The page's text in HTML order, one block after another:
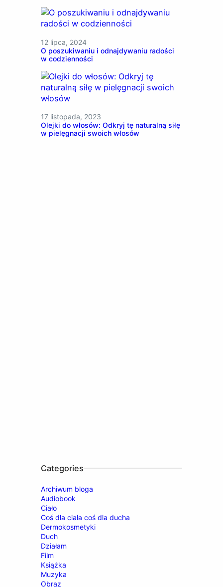
12 lipca, 2024
O poszukiwaniu i odnajdywaniu radości
w codzienności
17 listopada, 2023
Olejki do włosów: Odkryj tę naturalną siłę
w pielęgnacji swoich włosów
Categories
Archiwum bloga
Audiobook
Ciało
Coś dla ciała coś dla ducha
Dermokosmetyki
Duch
Działam
Film
Książka
Muzyka
Obraz